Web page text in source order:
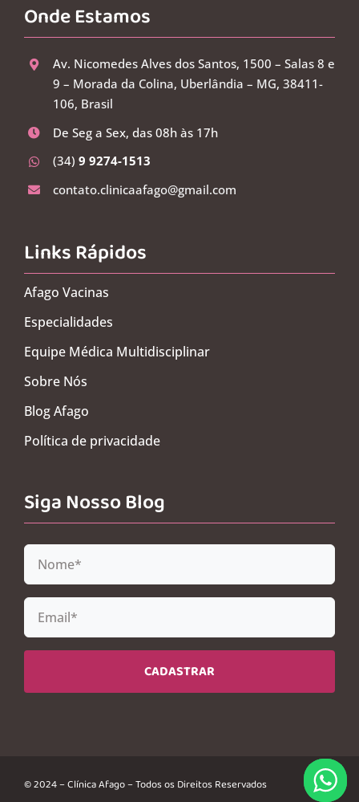
Onde Estamos
Av. Nicomedes Alves dos Santos, 1500 – Salas 8 e
9 – Morada da Colina, Uberlândia – MG, 38411-
106, Brasil
De Seg a Sex, das 08h às 17h
(34) 9 9274-1513
contato.clinicaafago@gmail.com
Links Rápidos
Afago Vacinas
Especialidades
Equipe Médica Multidisciplinar
Sobre Nós
Blog Afago
Política de privacidade
Siga Nosso Blog
CADASTRAR
© 2024 – Clínica Afago – Todos os Direitos Reservados